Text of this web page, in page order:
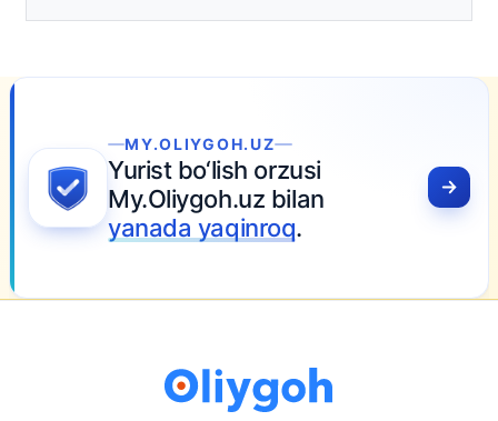
MY.OLIYGOH.UZ
Yurist bo‘lish orzusi
My.Oliygoh.uz bilan
yanada yaqinroq.